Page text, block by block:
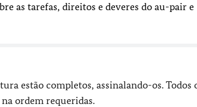
as tarefas, direitos e deveres do au-pair e
estão completos, assinalando-os. Todos
ordem requeridas.